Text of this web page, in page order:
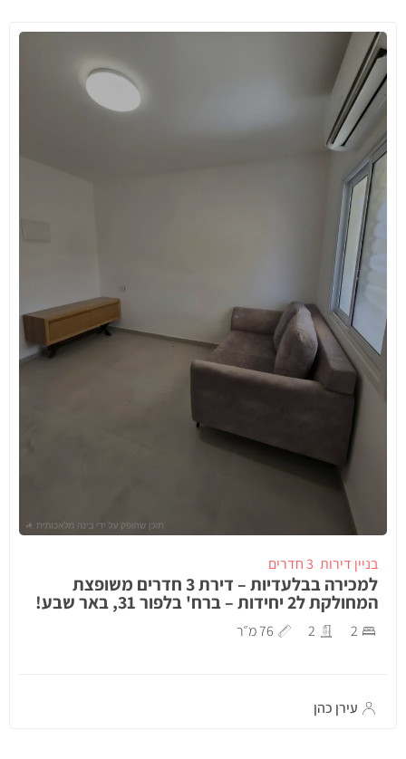
בניין דירות 3 חדרים
למכירה בבלעדיות – דירת 3 חדרים משופצת
המחולקת ל2 יחידות – ברח' בלפור 31, באר שבע!
2
2 76 מ״ר
עירן כהן